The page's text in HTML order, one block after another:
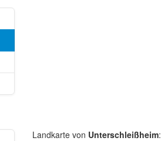
Landkarte von Unterschleißheim: